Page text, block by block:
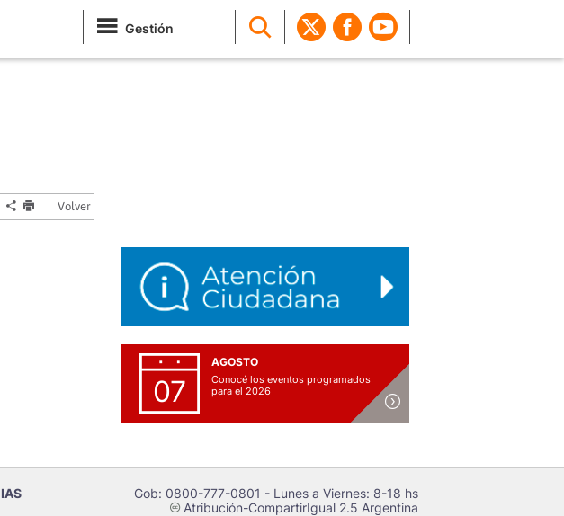
Gestión
Volver
07
AGOSTO
Conocé los eventos programados
para el 2026
Gob: 0800-777-0801 - Lunes a Viernes: 8-18 hs
cAtribución-CompartirIgual 2.5 Argentina